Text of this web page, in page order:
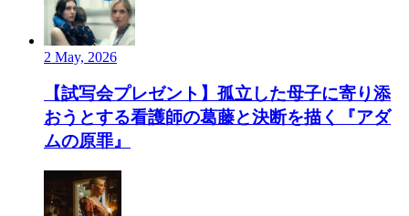
2 May, 2026
【試写会プレゼント】孤立した母子に寄り添
おうとする看護師の葛藤と決断を描く『アダ
ムの原罪』